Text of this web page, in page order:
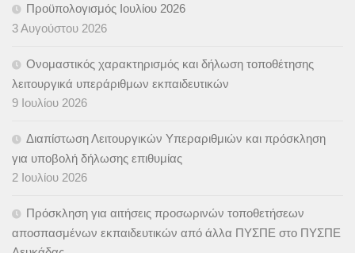
Προϋπολογισμός Ιουλίου 2026
3 Αυγούστου 2026
Ονομαστικός χαρακτηρισμός και δήλωση τοποθέτησης
λειτουργικά υπεράριθμων εκπαιδευτικών
9 Ιουλίου 2026
Διαπίστωση Λειτουργικών Υπεραριθμιών και πρόσκληση
για υποβολή δήλωσης επιθυμίας
2 Ιουλίου 2026
Πρόσκληση για αιτήσεις προσωρινών τοποθετήσεων
αποσπασμένων εκπαιδευτικών από άλλα ΠΥΣΠΕ στο ΠΥΣΠΕ